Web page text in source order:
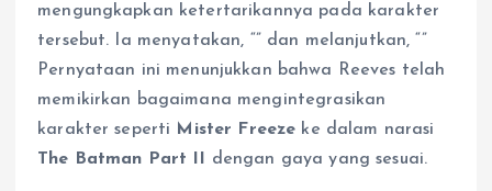
mengungkapkan ketertarikannya pada karakter
tersebut. Ia menyatakan, “” dan melanjutkan, “”
Pernyataan ini menunjukkan bahwa Reeves telah
memikirkan bagaimana mengintegrasikan
karakter seperti Mister Freeze ke dalam narasi
The Batman Part II
dengan gaya yang sesuai.